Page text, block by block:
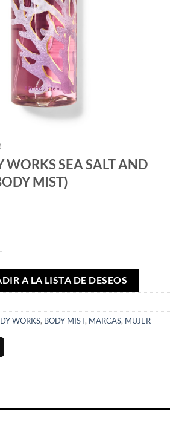
WORKS SEA SALT AND
MIST)
A LA LISTA DE DESEOS
WORKS, BODY MIST, MARCAS, MUJER